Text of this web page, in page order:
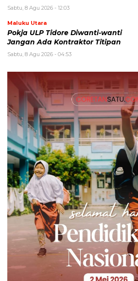
Sabtu, 8 Agu 2026 - 12:03
Maluku Utara
Pokja ULP Tidore Diwanti-wanti
Jangan Ada Kontraktor Titipan
Sabtu, 8 Agu 2026 - 04:53